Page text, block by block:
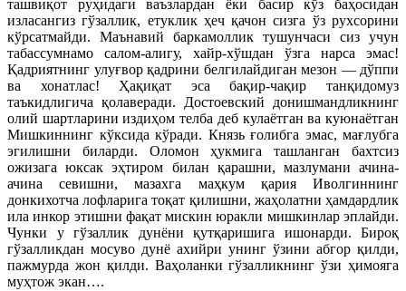
ташвиқот руҳидаги ваъзлардан ёки басир кўз баҳосидан
изласангиз гўзаллик, етуклик ҳеч қачон сизга ўз рухсорини
кўрсатмайди. Маънавий баркамоллик тушунчаси сиз учун
табассумнамо салом-алигу, хайр-хўшдан ўзга нарса эмас!
Қадриятнинг улуғвор қадрини белгилайдиган мезон — дўппи
ва хонатлас! Ҳақиқат эса бақир-чақир танқидомуз
таъкидлигича қолаверади. Достоевский донишмандликнинг
олий шартларини издиҳом телба деб кулаётган ва куюнаётган
Мишкиннинг кўксида кўради. Князь ғолибга эмас, мағлубга
эгилишни биларди. Оломон ҳукмига ташланган бахтсиз
ожизага юксак эҳтиром билан қарашни, мазлумани ачина-
ачина севишни, мазахга маҳкум қария Иволгиннинг
донкихотча лофларига тоқат қилишни, жаҳолатни ҳамдардлик
ила инкор этишни фақат мискин юракли мишкинлар эплайди.
Чунки у гўзаллик дунёни қутқаришига ишонарди. Бироқ
гўзалликдан мосуво дунё ахийри унинг ўзини абгор қилди,
пажмурда жон қилди. Ваҳоланки гўзалликнинг ўзи ҳимояга
муҳтож экан….